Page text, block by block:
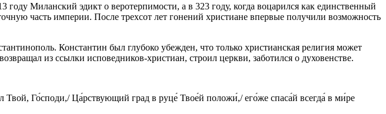
Миланский эдикт о веротерпимости, а в 323 году, когда воцарился как единственный
часть империи. После трехсот лет гонений христиане впервые получили возможность
Константин был глубоко убежден, что только христианская религия может
из ссылки исповедников-христиан, строил церкви, заботился о духовенстве.
Твой, Го́споди,/ Ца́pствующий гpад в pуце́ Твое́й положи́,/ его́же спаса́й всегда́ в ми́pе